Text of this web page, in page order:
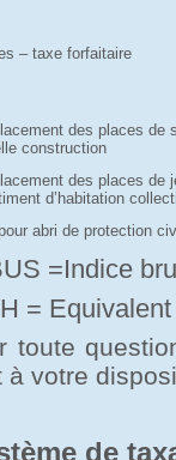
– taxe forfaitaire
des places de
construction
des places de
d’habitation
abri de protection
=Indice
=
toute
à votre
de